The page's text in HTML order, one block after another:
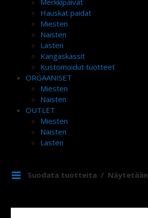
Merkkipäivät
Hauskat paidat
Miesten
Naisten
Lasten
Kangaskassit
Kustomoidut tuotteet
ORGAANISET
Miesten
Naisten
OUTLET
Miesten
Naisten
Lasten
Suodata tuotteita